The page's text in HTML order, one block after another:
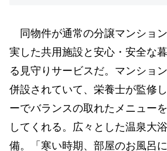
同物件が通常の分譲マンショ
実した共用施設と安心・安全な
る見守りサービスだ。マンショ
併設されていて、栄養士が監修
ーでバランスの取れたメニュー
してくれる。広々とした温泉大
備。「寒い時期、部屋のお風呂